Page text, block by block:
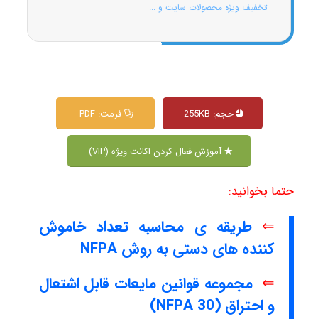
تخفیف ویژه محصولات سایت و ...
حجم: 255KB فرمت: PDF
آموزش فعال کردن اکانت ویژه (VIP)
حتما بخوانید:
⇐ طریقه ی محاسبه تعداد خاموش
کننده های دستی به روش NFPA
⇐ مجموعه قوانین مایعات قابل اشتعال
و احتراق (NFPA 30)